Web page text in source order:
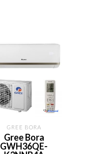
GREE BORA
Gree Bora
GWH36QE-